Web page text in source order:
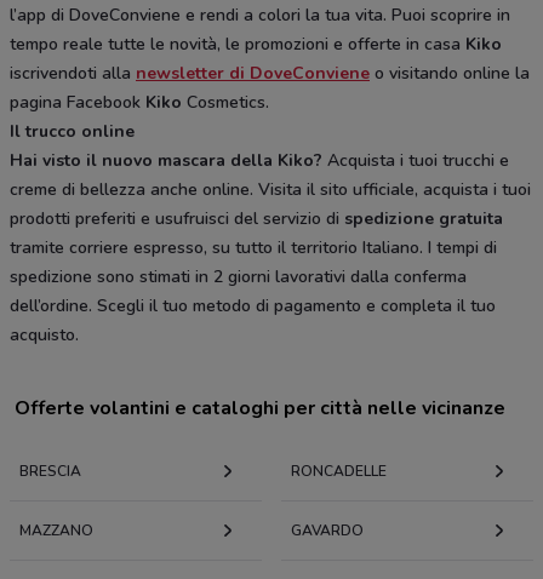
l’app di DoveConviene e rendi a colori la tua vita. Puoi scoprire in
tempo reale tutte le novità, le promozioni e offerte in casa Kiko
iscrivendoti alla newsletter di DoveConviene o visitando online la
pagina Facebook Kiko Cosmetics.
Il trucco online
Hai visto il nuovo mascara della Kiko? Acquista i tuoi trucchi e
creme di bellezza anche online. Visita il sito ufficiale, acquista i tuoi
prodotti preferiti e usufruisci del servizio di spedizione gratuita
tramite corriere espresso, su tutto il territorio Italiano. I tempi di
spedizione sono stimati in 2 giorni lavorativi dalla conferma
dell’ordine. Scegli il tuo metodo di pagamento e completa il tuo
acquisto.
Offerte volantini e cataloghi per città nelle vicinanze
BRESCIA RONCADELLE
MAZZANO GAVARDO